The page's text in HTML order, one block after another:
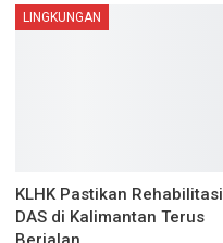
LINGKUNGAN
KLHK Pastikan Rehabilitasi
DAS di Kalimantan Terus